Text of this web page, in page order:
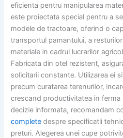
eficienta pentru manipularea
este proiectata special pentru a
modele de tractoare, oferind o
transportul pamantului, a
materiale in cadrul lucrarilor
Fabricata din otel rezistent,
solicitarii constante. Utilizarea ei
precum curatarea terenurilor,
crescand productivitatea in ferma
decizie informata, recomandam
complete despre specificatii
preturi. Alegerea unei cupe